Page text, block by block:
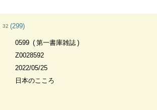
32 (299)
0599
第一書庫雑誌
Z0028592
2022/05/25
日本のこころ